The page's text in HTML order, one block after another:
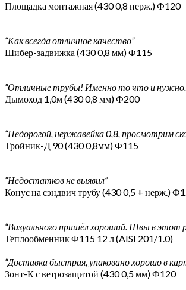
Площадка монтажная (430 0,8 нерж.) Ф120
“Как всегда отличное качество”
Шибер-задвижка (430 0,8 мм) Ф115
“Отличные трубы! Именно то что и нужно.
Дымоход 1,0м (430 0,8 мм) Ф200
“Недорогой, нержавейка 0,8, просмотрим
Тройник-Д 90 (430 0,8мм) Ф115
“Недостатков не выявил”
Конус на сэндвич трубу (430 0,5 + нерж.)
“Визуального пришёл хороший. Швы в этот
Теплообменник Ф115 12 л (AISI 201/1.0)
“Доставка быстрая, упаковано хорошо в
Зонт-К с ветрозащитой (430 0,5 мм) Ф120